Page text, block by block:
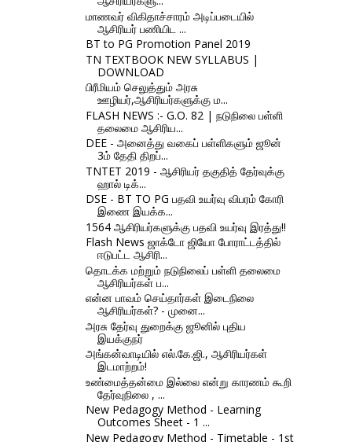
மாணவர் விகிதாச்சாரம் அடிப்படையில்
ஆசிரியர் பணியிட ...
BT to PG Promotion Panel 2019
TN TEXTBOOK NEW SYLLABUS |
DOWNLOAD
பிரீமியம் செலுத்தும் அரசு
ஊழியர்,ஆசிரியர்களுக்கு ம...
FLASH NEWS :- G.O. 82 | நடுநிலை பள்ளி
தலைமை ஆசிரிய...
DEE - அனைத்து வகைப் பள்ளிகளும் ஜூன்
3ம் தேதி திறப்...
TNTET 2019 - ஆசிரியர் தகுதித் தேர்வுக்கு
ஹால் டிக்...
DSE - BT TO PG பதவி உயர்வு விபரம் கோரி
இணை இயக்க...
1564 ஆசிரியர்களுக்கு பதவி உயர்வு இரத்து!!
Flash News ஜாக்டோ ஜியோ போராட்டத்தில்
ஈடுபட்ட ஆசிரி...
தொடக்க மற்றும் நடுநிலைப் பள்ளி தலைமை
ஆசிரியர்கள் ப...
என்ன பாவம் செய்தார்கள் இடைநிலை
ஆசிரியர்கள்? - முனை...
அரசு தேர்வு துறைக்கு ஜூனில் புதிய
இயக்குநர்
அங்கன்வாடியில் எல்.கே.ஜி., ஆசிரியர்கள்
இடமாற்றம்!
உண்மைத்தன்மை இல்லை என்று காரணம் கூறி
தேர்வுநிலை , ...
New Pedagogy Method - Learning
Outcomes Sheet - 1 ...
New Pedagogy Method - Timetable - 1st